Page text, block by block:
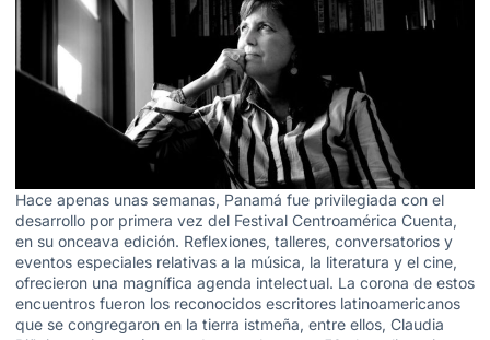
Hace apenas unas semanas, Panamá fue privilegiada con el
desarrollo por primera vez del Festival Centroamérica Cuenta,
en su onceava edición. Reflexiones, talleres, conversatorios y
eventos especiales relativas a la música, la literatura y el cine,
ofrecieron una magnífica agenda intelectual. La corona de estos
encuentros fueron los reconocidos escritores latinoamericanos
que se congregaron en la tierra istmeña, entre ellos, Claudia